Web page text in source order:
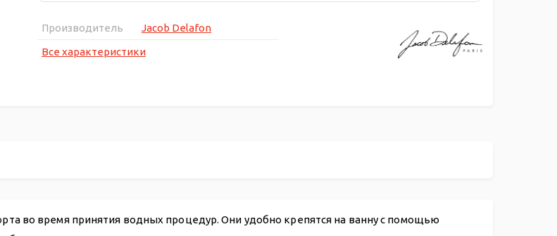
Производитель
Jacob Delafon
Все характеристики
во время принятия водных процедур. Они удобно крепятся на ванну с помощью